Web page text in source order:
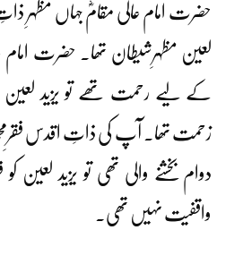
حضرت امام عالی مقامؓ جہاں مظہرِ
لعین مظہرِشیطان تھا۔ حضرت امام
کے لیے رحمت تھے تو یزید
زحمت تھا۔ آپ کی ذاتِ اقدس
دوام بخشنے والی تھی تو یزید
واقفیت نہیں تھی۔